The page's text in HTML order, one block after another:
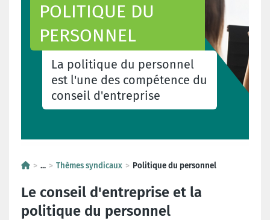
POLITIQUE DU
PERSONNEL
La politique du personnel
est l'une des compétence du
conseil d'entreprise
... Thèmes syndicaux Politique du personnel
Le conseil d'entreprise et la
politique du personnel